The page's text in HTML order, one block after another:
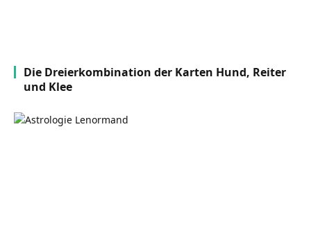
Die Dreierkombination der Karten Hund, Reiter
und Klee